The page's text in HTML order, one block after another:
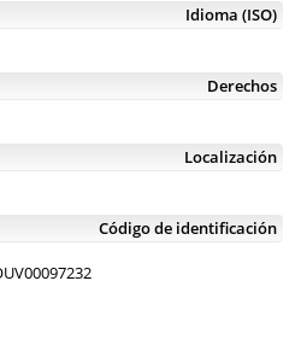
Idioma (ISO)
Derechos
Localización
Código de identificación